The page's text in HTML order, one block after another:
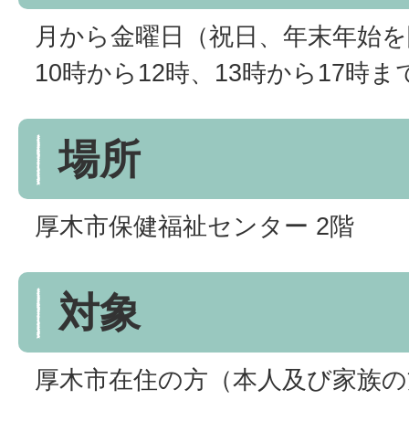
月から金曜日（祝日、年末年始
10時から12時、13時から17時ま
場所
厚木市保健福祉センター 2階
対象
厚木市在住の方（本人及び家族